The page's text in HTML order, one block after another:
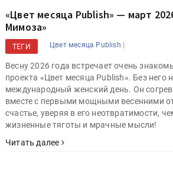
«Цвет месяца Publish» — март
Мимоза»
ТЕГИ Цвет месяца Publish |
Весну 2026 года встречает очень
проекта «Цвет месяца Publish». Без него
международный женский день. Он
вместе с первыми мощными весенними
счастье, уверяя в его неотвратимости,
жизненные тяготы и мрачные мысли!
Читать далее